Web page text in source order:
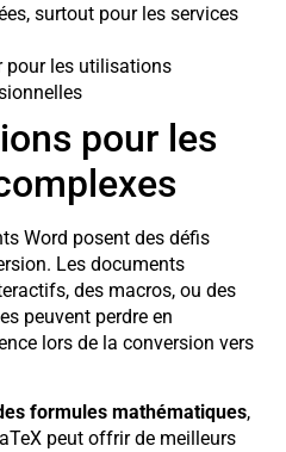
surtout pour les services
pour les utilisations
pour les
Word posent des défis
Les documents
des macros, ou des
peuvent perdre en
lors de la conversion vers
formules mathématiques,
peut offrir de meilleurs